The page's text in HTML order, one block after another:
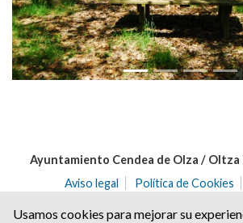
Ayuntamiento Cendea de Olza / Oltza
Aviso legal
Política de Cookies
Usamos cookies para mejorar su